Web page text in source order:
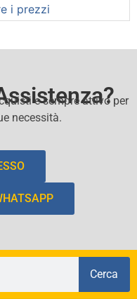
i prezzi
e sempre attivo per
necessità.
Cerca